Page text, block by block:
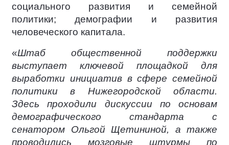
социального развития и семейной
политики; демографии и развития
человеческого капитала.
«Штаб общественной поддержки
выступает ключевой площадкой для
выработки инициатив в сфере семейной
политики в Нижегородской области.
Здесь проходили дискуссии по основам
демографического стандарта с
сенатором Ольгой Щетининой, а также
проводились мозговые штурмы по